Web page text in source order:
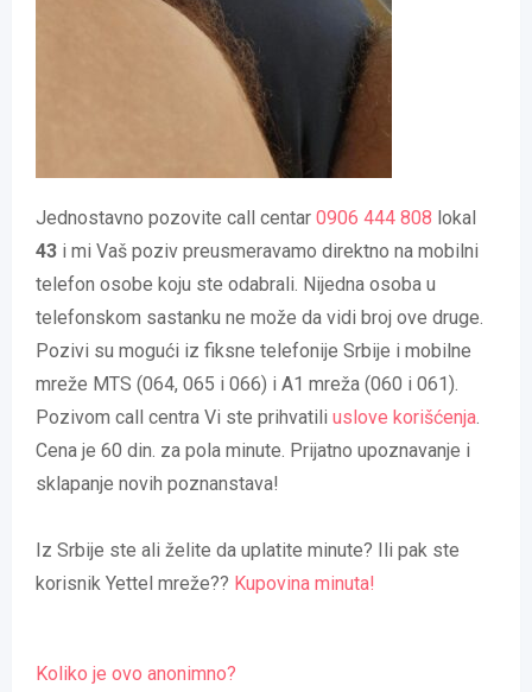
Jednostavno pozovite call centar 0906 444 808 lokal
43 i mi Vaš poziv preusmeravamo direktno na mobilni
telefon osobe koju ste odabrali. Nijedna osoba u
telefonskom sastanku ne može da vidi broj ove druge.
Pozivi su mogući iz fiksne telefonije Srbije i mobilne
mreže MTS (064, 065 i 066) i A1 mreža (060 i 061).
Pozivom call centra Vi ste prihvatili uslove korišćenja.
Cena je 60 din. za pola minute. Prijatno upoznavanje i
sklapanje novih poznanstava!
Iz Srbije ste ali želite da uplatite minute? Ili pak ste
korisnik Yettel mreže?? Kupovina minuta!
Koliko je ovo anonimno?